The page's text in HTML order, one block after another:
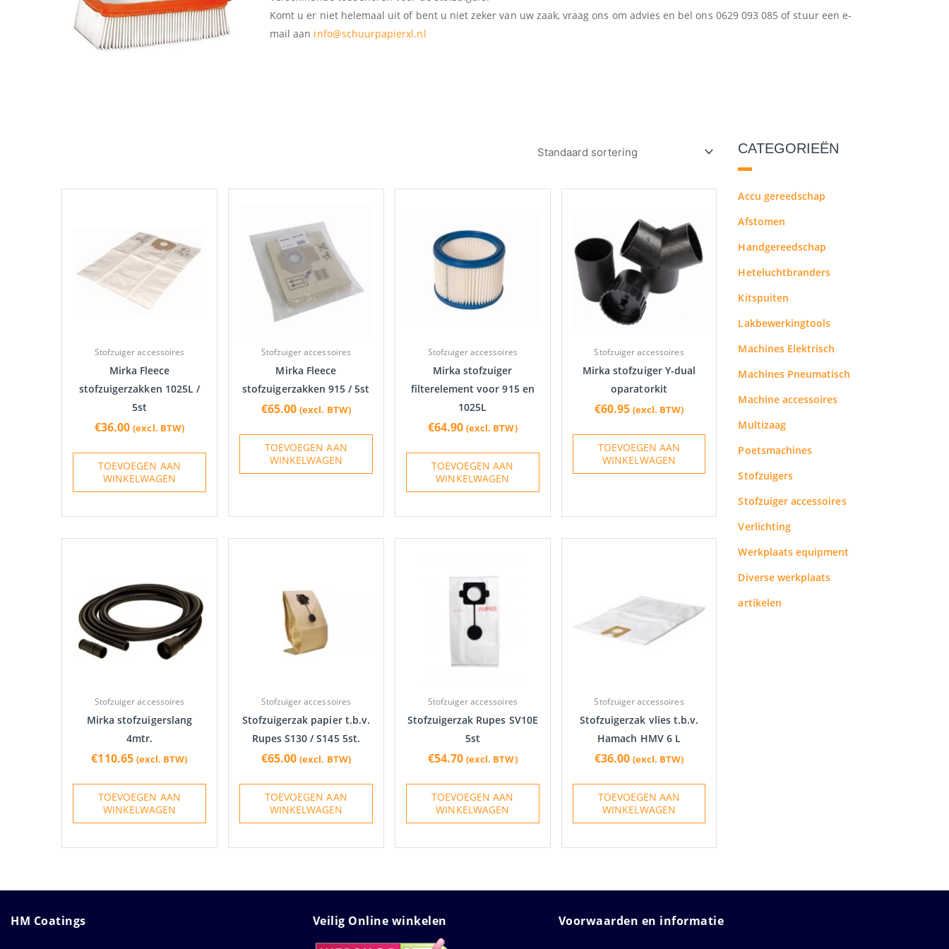
Komt u er niet helemaal uit of bent u niet zeker van uw zaak, vraag ons om advies en bel ons 0629 093 085 of stuur een e-
mail aan info@schuurpapierxl.nl
Stofzuiger accessoires
Mirka Fleece
stofzuigerzakken 1025L /
5st
€36.00 (excl. BTW)
TOEVOEGEN AAN
WINKELWAGEN
Stofzuiger accessoires
Mirka Fleece
stofzuigerzakken 915 / 5st
€65.00 (excl. BTW)
TOEVOEGEN AAN
WINKELWAGEN
Stofzuiger accessoires
Mirka stofzuiger
filterelement voor 915 en
1025L
€64.90 (excl. BTW)
TOEVOEGEN AAN
WINKELWAGEN
Stofzuiger accessoires
Mirka stofzuiger Y-dual
oparatorkit
€60.95 (excl. BTW)
TOEVOEGEN AAN
WINKELWAGEN
Stofzuiger accessoires
Mirka stofzuigerslang
4mtr.
€110.65 (excl. BTW)
TOEVOEGEN AAN
WINKELWAGEN
Stofzuiger accessoires
Stofzuigerzak papier t.b.v.
Rupes S130 / S145 5st.
€65.00 (excl. BTW)
TOEVOEGEN AAN
WINKELWAGEN
Stofzuiger accessoires
Stofzuigerzak Rupes SV10E
5st
€54.70 (excl. BTW)
TOEVOEGEN AAN
WINKELWAGEN
Stofzuiger accessoires
Stofzuigerzak vlies t.b.v.
Hamach HMV 6 L
€36.00 (excl. BTW)
TOEVOEGEN AAN
WINKELWAGEN
CATEGORIEËN
Accu gereedschap
Afstomen
Handgereedschap
Heteluchtbranders
Kitspuiten
Lakbewerkingtools
Machines Elektrisch
Machines Pneumatisch
Machine accessoires
Multizaag
Poetsmachines
Stofzuigers
Stofzuiger accessoires
Verlichting
Werkplaats equipment
Diverse werkplaats
artikelen
HM Coatings Veilig Online winkelen Voorwaarden en informatie